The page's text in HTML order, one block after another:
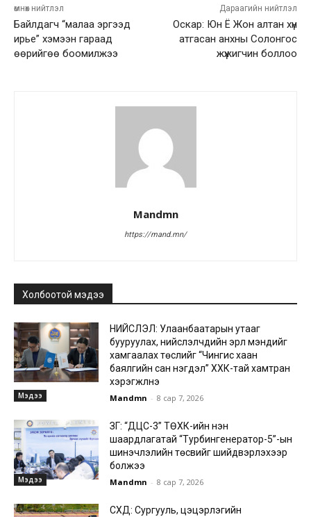
өмнөх нийтлэл
Байлдагч “малаа эргээд
ирье” хэмээн гараад
өөрийгөө боомилжээ
Дараагийн нийтлэл
Оскар: Юн Ё Жон алтан хүн
атгасан анхны Солонгос
жүжигчин боллоо
Mandmn
https://mand.mn/
Холбоотой мэдээ
Мэдээ
НИЙСЛЭЛ: Улаанбаатарын утааг
бууруулах, нийслэлчүүдийн эрүүл мэндийг
хамгаалах төслийг “Чингис хаан
баялгийн сан нэгдэл” ХХК-тай хамтран
хэрэгжүүлнэ
Mandmn - 8 сар 7, 2026
Мэдээ
ЗГ: “ДЦС-3” ТӨХК-ийн нэн
шаардлагатай “Турбингенератор-5”-ын
шинэчлэлийн төсвийг шийдвэрлэхээр
болжээ
Mandmn - 8 сар 7, 2026
СХД: Сургууль, цэцэрлэгийн